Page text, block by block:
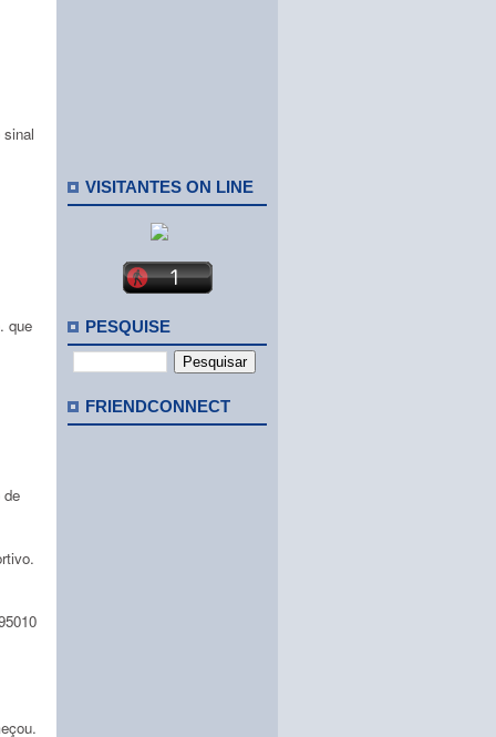
que
de
VISITANTES ON LINE
PESQUISE
FRIENDCONNECT